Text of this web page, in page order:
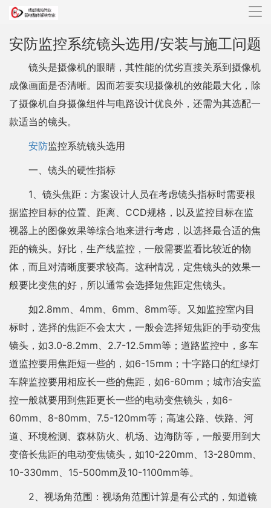
导
安防监控系统镜头选用/安装与施工问题
镜头是摄像机的眼睛，其性能的优劣直接关系到摄像机
成像画面是否清晰。因而若要实现摄像机的效能最大化，除
了摄像机自身摄像组件与电路设计优良外，还需为其选配一
款适当的镜头。
安防监控系统镜头选用
一、镜头的硬性指标
1、镜头焦距：方案设计人员在考虑镜头指标时需要根
据监控目标的位置、距离、CCD规格，以及监控目标在监
视器上的图像效果等综合地来进行考虑，以选择最合适的焦
距的镜头。好比，生产线监控，一般需要监看比较近的物
体，而且对清晰度要求较高。这种情况，定焦镜头的效果一
般要比变焦的好，所以通常会选择短焦距定焦镜头。
如2.8mm、4mm、6mm、8mm等。又如监控室内目
标时，选择的焦距不会太大，一般会选择短焦距的手动变焦
镜头，如3.0-8.2mm、2.7-12.5mm等；道路监控中，多车
道监控要用焦距短一些的，如6-15mm；十字路口的红绿灯
车牌监控要用相应长一些的焦距，如6-60mm；城市治安监
控一般就要用到焦距更长一些的电动变焦镜头，如6-
60mm、8-80mm、7.5-120mm等；高速公路、铁路、河
道、环境检测、森林防火、机场、边海防等，一般要用到大
变倍长焦距的电动变焦镜头，如10-220mm、13-280mm、
10-330mm、15-500mm及10-1100mm等。
2、视场角范围：视场角范围计算是有公式的，知道镜